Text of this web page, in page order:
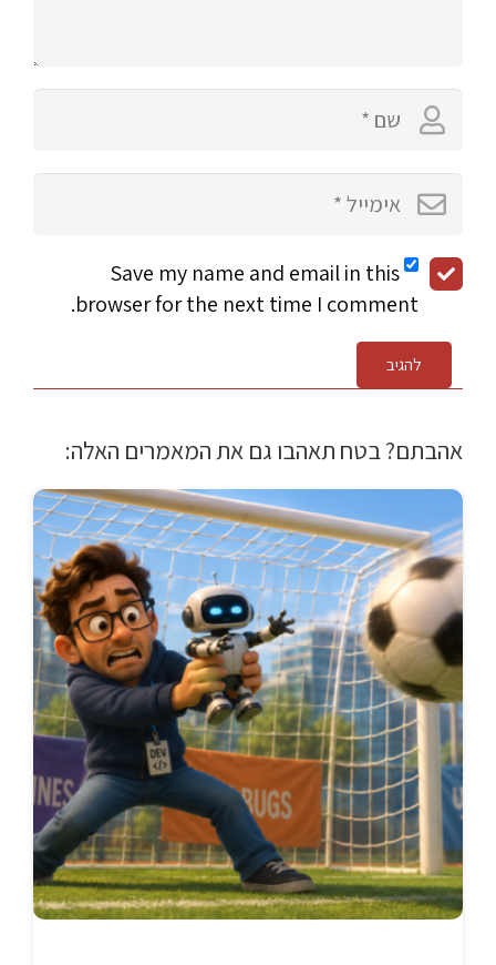
Save my name and email in this
browser for the next time I comment.
להגיב
אהבתם? בטח תאהבו גם את המאמרים האלה: